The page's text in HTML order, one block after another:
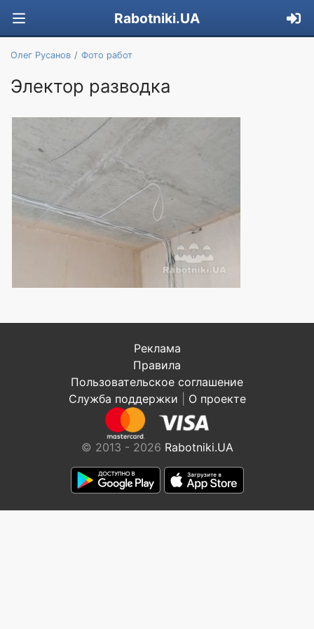
Rabotniki.UA
Олег Русанов Фото работ
Электор разводка
Реклама
Правила
Пользовательское соглашение
Служба поддержки
О проекте
© 2013 - 2026 Rabotniki.UA